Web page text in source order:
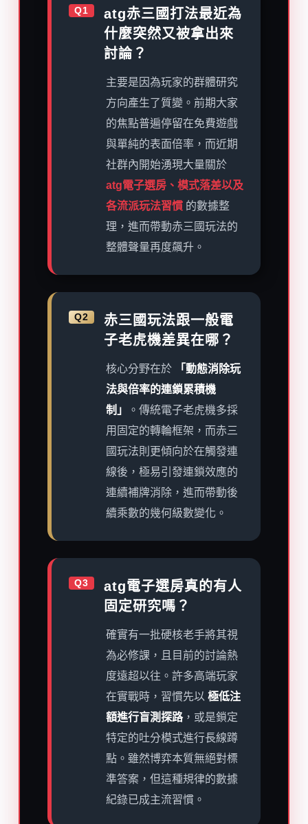
Q1
atg赤三國打法最近為
什麼突然又被拿出來
討論？
主要是因為玩家的群體研究
方向產生了質變。前期大家
的焦點普遍停留在免費遊戲
與單純的表面倍率，而近期
社群內開始湧現大量關於
atg電子選房、模式落差以及
各流派玩法習慣的數據整
理，進而帶動赤三國玩法的
整體聲量再度飆升。
Q2
赤三國玩法跟一般電
子老虎機差異在哪？
核心分野在於
「動態消除玩
法與倍率的連鎖累積機
制」
。傳統電子老虎機多採
用固定的轉輪框架，而赤三
國玩法則更傾向於在觸發連
線後，極易引發連鎖效應的
連續補牌消除，進而帶動後
續乘數的幾何級數變化。
Q3
atg電子選房真的有人
固定研究嗎？
確實有一批硬核老手將其視
為必修課，且目前的討論熱
度遠超以往。許多高端玩家
在實戰時，習慣先以 極低注
額進行盲測探路，或是鎖定
特定的吐分模式進行長線蹲
點。雖然博弈本質無絕對標
準答案，但這種規律的數據
紀錄已成主流習慣。